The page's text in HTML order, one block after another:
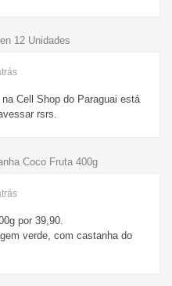
12 Unidades
Cell Shop do Paraguai está
rsrs.
Coco Fruta 400g
por 39,90.
verde, com castanha do